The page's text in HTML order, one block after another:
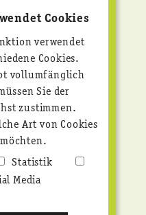
und setzen
für starken
Kinderrechte ein.
Cookies
verwendet
Cookies.
vollumfänglich
Sie der
zustimmen.
Art von Cookies
Statistik
Media